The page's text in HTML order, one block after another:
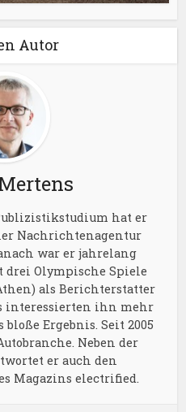
Autor
hat er
Nachrichtenagentur
war er jahrelang
Olympische Spiele
als Berichterstatter
interessierten ihn mehr
Ergebnis. Seit 2005
Neben der
er auch den
Magazins electrified.